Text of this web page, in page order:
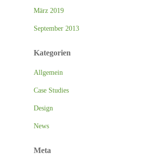
März 2019
September 2013
Kategorien
Allgemein
Case Studies
Design
News
Meta